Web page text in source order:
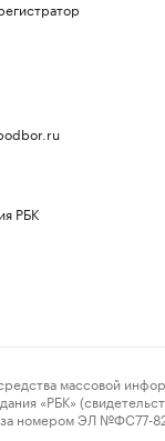
РБК
массовой
«РБК»
за номером ЭЛ №ФС77-